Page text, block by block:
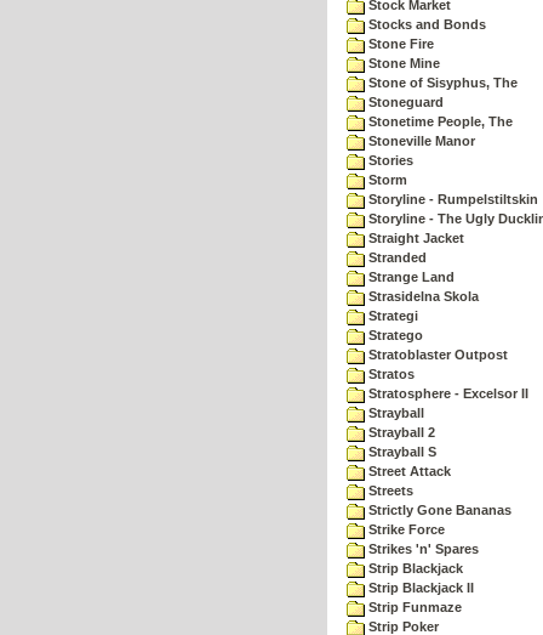
Stock Market
Stocks and Bonds
Stone Fire
Stone Mine
Stone of Sisyphus, The
Stoneguard
Stonetime People, The
Stoneville Manor
Stories
Storm
Storyline - Rumpelstiltskin
Storyline - The Ugly
Straight Jacket
Stranded
Strange Land
Strasidelna Skola
Strategi
Stratego
Stratoblaster Outpost
Stratos
Stratosphere - Excelsor II
Strayball
Strayball 2
Strayball S
Street Attack
Streets
Strictly Gone Bananas
Strike Force
Strikes 'n' Spares
Strip Blackjack
Strip Blackjack II
Strip Funmaze
Strip Poker